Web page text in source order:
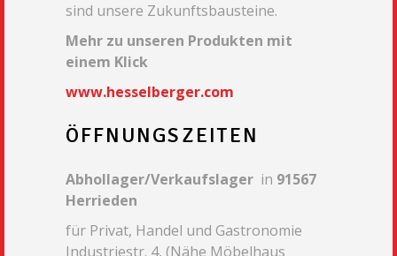
sind unsere Zukunftsbausteine.
Mehr zu unseren Produkten mit
einem Klick
www.hesselberger.com
ÖFFNUNGSZEITEN
Abhollager/Verkaufslager in 91567
Herrieden
für Privat, Handel und Gastronomie
Industriestr. 4, (Nähe Möbelhaus